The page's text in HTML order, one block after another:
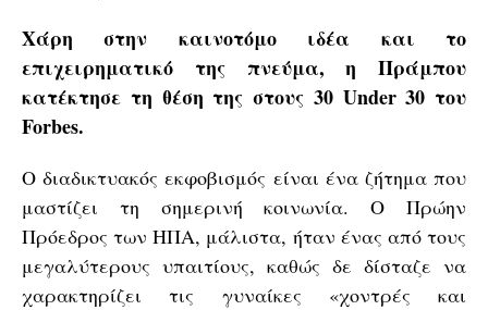
Χάρη στην καινοτόμο ιδέα και το
επιχειρηματικό της πνεύμα, η Πράμπου
κατέκτησε τη θέση της στους 30 Under 30 του
Forbes.
Ο διαδικτυακός εκφοβισμός είναι ένα ζήτημα που
μαστίζει τη σημερινή κοινωνία. Ο Πρώην
Πρόεδρος των ΗΠΑ, μάλιστα, ήταν ένας από τους
μεγαλύτερους υπαιτίους, καθώς δε δίσταζε να
χαρακτηρίζει τις γυναίκες «χοντρές και